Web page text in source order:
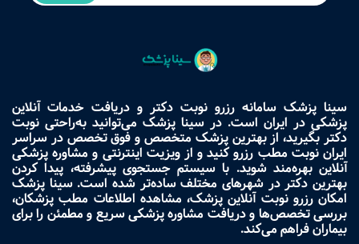
سینا پزشک سامانه رزرو نوبت دکتر و دریافت خدمات آنلاین
پزشکی در ایران است. در سینا پزشک می‌توانید به‌راحتی نوبت
دکتر بگیرید، از بهترین پزشک متخصص و فوق تخصص در سراسر
ایران نوبت مطب رزرو کنید و از ویزیت اینترنتی و مشاوره پزشکی
آنلاین بهره‌مند شوید. با سیستم جستجوی پیشرفته، پیدا کردن
بهترین دکتر در شهرهای مختلف ساده‌تر شده است. سینا پزشک
امکان رزرو نوبت آنلاین پزشک، مشاهده اطلاعات مطب پزشکان،
بررسی تخصص‌ها و دریافت مشاوره پزشکی سریع و مطمئن را برای
بیماران فراهم می‌کند.